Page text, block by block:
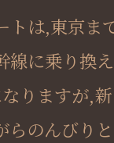
トは,東京ま
線に乗り換え
りますが,新
らのんびりと